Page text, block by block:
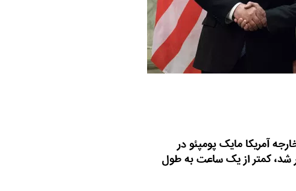
آمریكا مایک پومپئو در
شد، كمتر از یک ساعت به طول